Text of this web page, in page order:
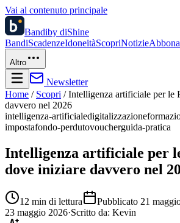
Vai al contenuto principale
Bandiby diShine
BandiScadenzeIdoneitàScopriNotizie
Altro
Newsletter
Home / Scopri / Intelligenza artificiale per le
davvero nel 2026
intelligenza-artificialedigitalizzazione
impostafondo-perdutovoucherguida-pratica
Intelligenza artificiale per
dove iniziare davvero nel
12 min di lettura Pubblicato 21
23 maggio 2026·Scritto da: Kevin